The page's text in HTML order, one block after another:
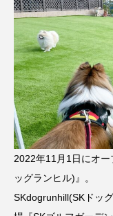
2022年11月1日にオ
ッグランヒル)』。
SKdogrunhill(SKドッ